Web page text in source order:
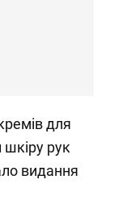
для
шкіру рук
видання